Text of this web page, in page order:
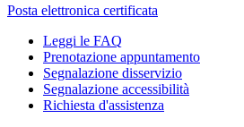
Posta elettronica certificata
Leggi le FAQ
Prenotazione appuntamento
Segnalazione disservizio
Segnalazione accessibilità
Richiesta d'assistenza